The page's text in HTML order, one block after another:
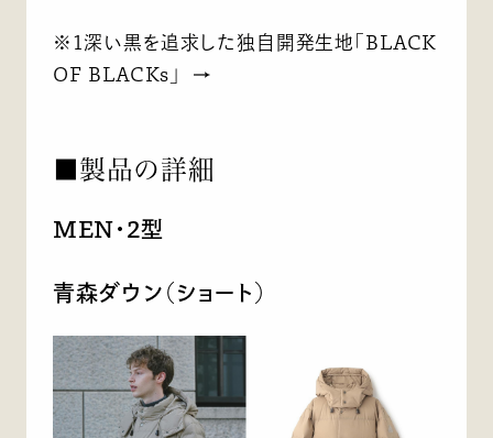
※1深い黒を追求した独自開発生地「BLACK
OF BLACKs」
■製品の詳細
MEN・2型
青森ダウン（ショート）